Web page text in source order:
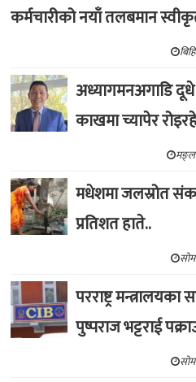
कर्मचारीको नयाँ तलबमान
अध्यागमनअगाडि
काखमा च्यापेर
मधेशमा जलस्रोत
प्रतिशत हाते..
परराष्ट्र
पुष्पराज भट्टराई